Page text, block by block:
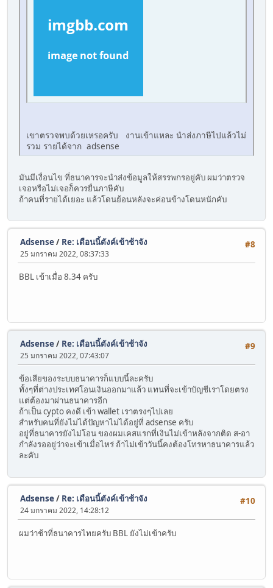
เขาตรวจพบด้วยเหรอครับ งานเข้าแหละ นำส่งภาษีไปแล้วไม่
รวม รายได้จาก adsense
มันมีเงื่อนไข ที่ธนาคารจะนำส่งข้อมูลให้สรรพกรอยู่คับ ผมว่าตรวจ
เจอหรือไม่เจอก็ควรยื่นภาษีคับ
ถ้าคนที่รายได้เยอะ แล้วโดนย้อนหลังจะค่อนข้างโดนหนักคับ
#8
Adsense/ Re: เดือนนี้ตังค์เข้าช้าจัง
25 มกราคม 2022, 08:37:33
BBL เข้าเมื่อ 8.34 ครับ
#9
Adsense/ Re: เดือนนี้ตังค์เข้าช้าจัง
25 มกราคม 2022, 07:43:07
ข้อเสียของระบบธนาคารก็แบบนี้ละครับ
ทั้งๆที่ต่างประเทศโอนเงินออกมาแล้ว แทนที่จะเข้าบัญชีเราโดยตรง
แต่ต้องมาผ่านธนาคารอีก
ถ้าเป็น cypto คงดี เข้า wallet เราตรงๆไปเลย
สำหรับคนที่ยังไม่ได้ปัญหาไม่ได้อยู่ที่ adsense ครับ
อยู่ที่ธนาคารยังไม่โอน ของผมเคสแรกที่เงินไม่เข้าหลังจากติด ส-อา
กำลังรออยู่ว่าจะเข้าเมื่อไหร่ ถ้าไม่เข้าวันนี้คงต้องโทรหาธนาคารแล้ว
ละคับ
#10
Adsense/ Re: เดือนนี้ตังค์เข้าช้าจัง
24 มกราคม 2022, 14:28:12
ผมว่าช้าที่ธนาคารไทยครับ BBL ยังไม่เข้าครับ